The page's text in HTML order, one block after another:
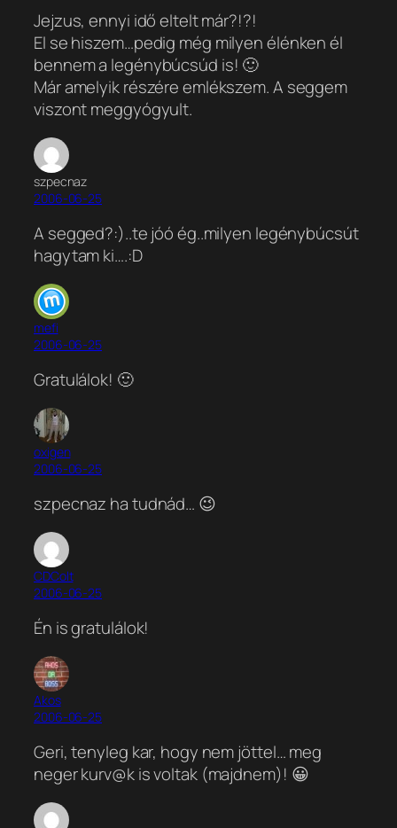
Jejzus, ennyi idő eltelt már?!?!
El se hiszem…pedig még milyen élénken él
bennem a legénybúcsúd is! 🙂
Már amelyik részére emlékszem. A seggem
viszont meggyógyult.
szpecnaz
2006-06-25
A segged?:)..te jóó ég..milyen legénybúcsút
hagytam ki….:D
mefi
2006-06-25
Gratulálok! 🙂
oxigen
2006-06-25
szpecnaz ha tudnád… 😉
CDColt
2006-06-25
Én is gratulálok!
Akos
2006-06-25
Geri, tenyleg kar, hogy nem jöttel… meg
neger kurv@k is voltak (majdnem)! 😀